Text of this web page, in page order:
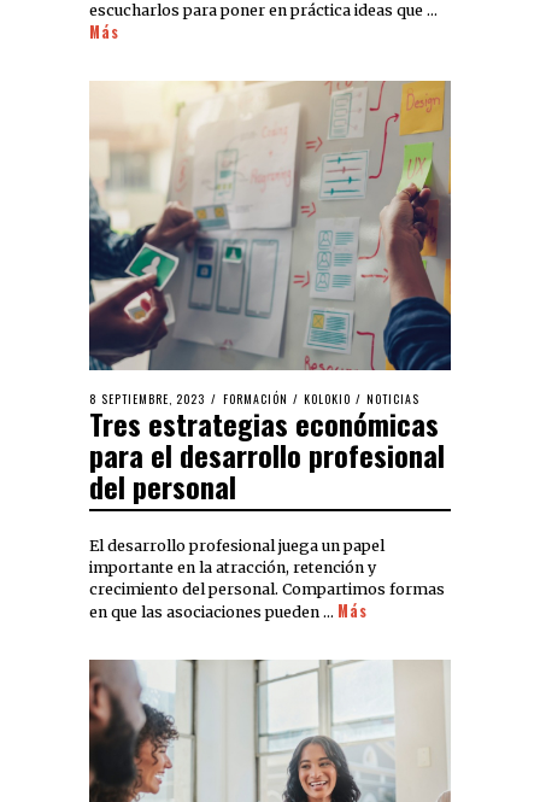
escucharlos para poner en práctica ideas que …
Más
8 SEPTIEMBRE, 2023 FORMACIÓN / KOLOKIO / NOTICIAS
Tres estrategias económicas
para el desarrollo profesional
del personal
El desarrollo profesional juega un papel
importante en la atracción, retención y
crecimiento del personal. Compartimos formas
en que las asociaciones pueden … Más